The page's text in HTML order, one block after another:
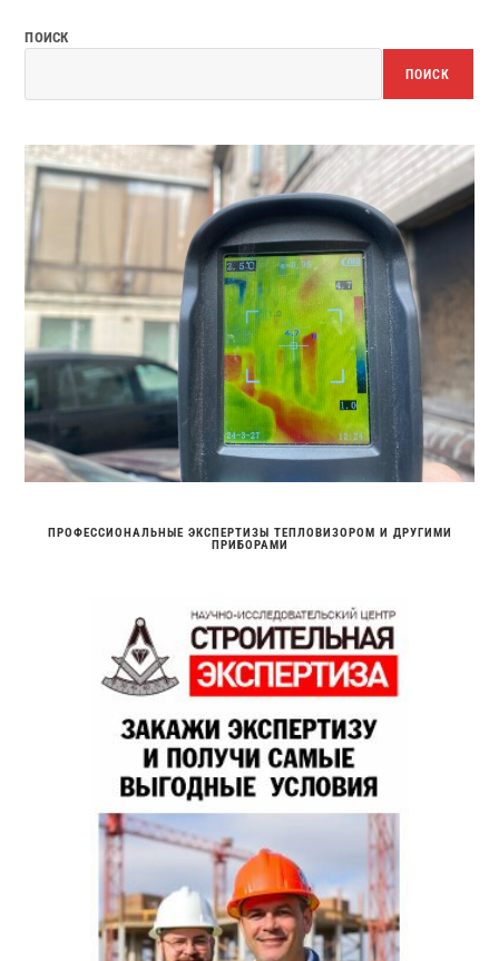
ПОИСК
ПОИСК
ПРОФЕССИОНАЛЬНЫЕ ЭКСПЕРТИЗЫ ТЕПЛОВИЗОРОМ И ДРУГИМИ
ПРИБОРАМИ